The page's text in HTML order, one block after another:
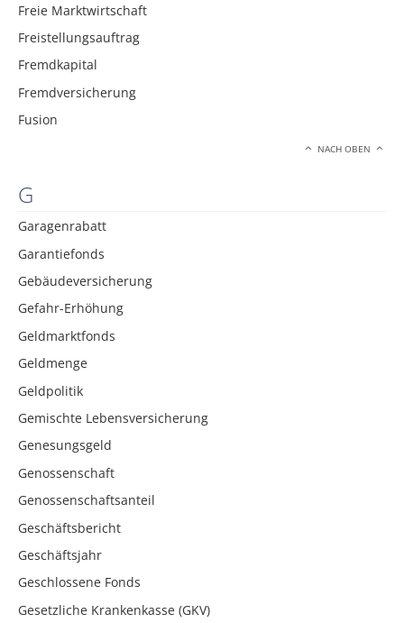
Freie Marktwirtschaft
Freistellungsauftrag
Fremdkapital
Fremdversicherung
Fusion
NACH OBEN
G
Garagenrabatt
Garantiefonds
Gebäudeversicherung
Gefahr-Erhöhung
Geldmarktfonds
Geldmenge
Geldpolitik
Gemischte Lebensversicherung
Genesungsgeld
Genossenschaft
Genossenschaftsanteil
Geschäftsbericht
Geschäftsjahr
Geschlossene Fonds
Gesetzliche Krankenkasse (GKV)